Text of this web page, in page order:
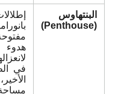
البنتهاوس
إطلالات
بانورامية
مفتوحة،
هدوء تام
لانعزالها
في الطابق
الأخير،
مساحة